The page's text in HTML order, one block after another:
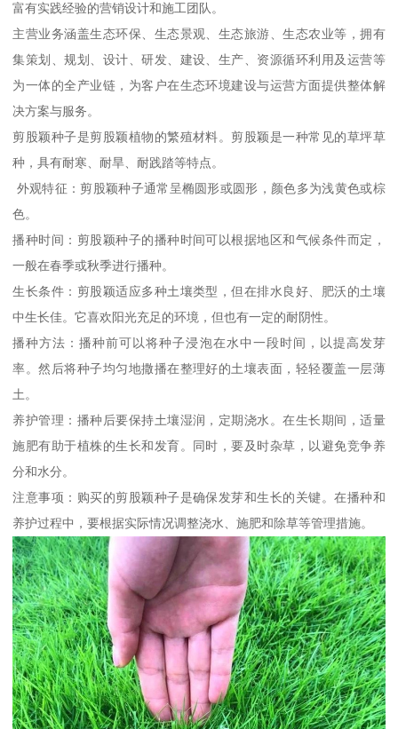
富有实践经验的营销设计和施工团队。
主营业务涵盖生态环保、生态景观、生态旅游、生态农业等，拥有
集策划、规划、设计、研发、建设、生产、资源循环利用及运营等
为一体的全产业链，为客户在生态环境建设与运营方面提供整体解
决方案与服务。
剪股颖种子是剪股颖植物的繁殖材料。剪股颖是一种常见的草坪草
种，具有耐寒、耐旱、耐践踏等特点。
外观特征：剪股颖种子通常呈椭圆形或圆形，颜色多为浅黄色或棕
色。
播种时间：剪股颖种子的播种时间可以根据地区和气候条件而定，
一般在春季或秋季进行播种。
生长条件：剪股颖适应多种土壤类型，但在排水良好、肥沃的土壤
中生长佳。它喜欢阳光充足的环境，但也有一定的耐阴性。
播种方法：播种前可以将种子浸泡在水中一段时间，以提高发芽
率。然后将种子均匀地撒播在整理好的土壤表面，轻轻覆盖一层薄
土。
养护管理：播种后要保持土壤湿润，定期浇水。在生长期间，适量
施肥有助于植株的生长和发育。同时，要及时杂草，以避免竞争养
分和水分。
注意事项：购买的剪股颖种子是确保发芽和生长的关键。在播种和
养护过程中，要根据实际情况调整浇水、施肥和除草等管理措施。